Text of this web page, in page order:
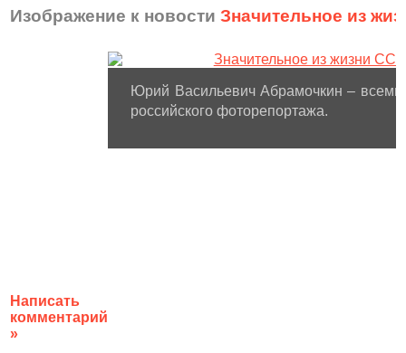
Изображение к новостиЗначительное из
Написать
комментарий
»
Юрий Васильевич Абрамочкин –
российского фоторепортажа.